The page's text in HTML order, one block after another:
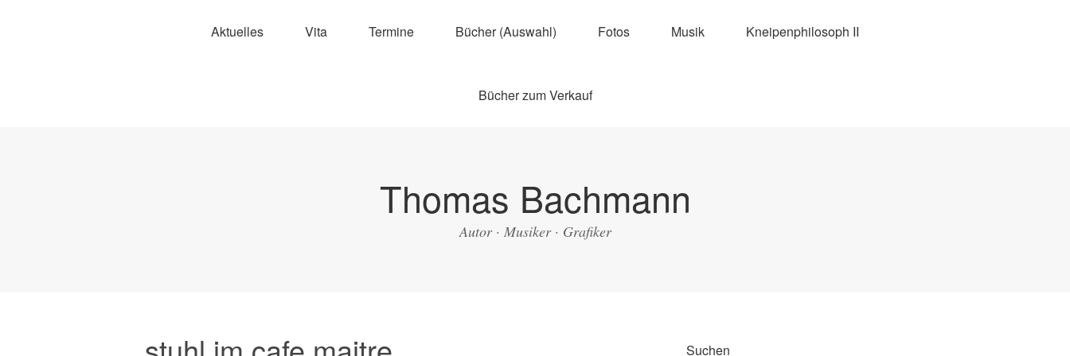
Aktuelles Vita Termine Bücher (Auswahl) Fotos Musik Kneipenphilosoph II
Bücher zum Verkauf
Thomas Bachmann
Autor · Musiker · Grafiker
Suchen